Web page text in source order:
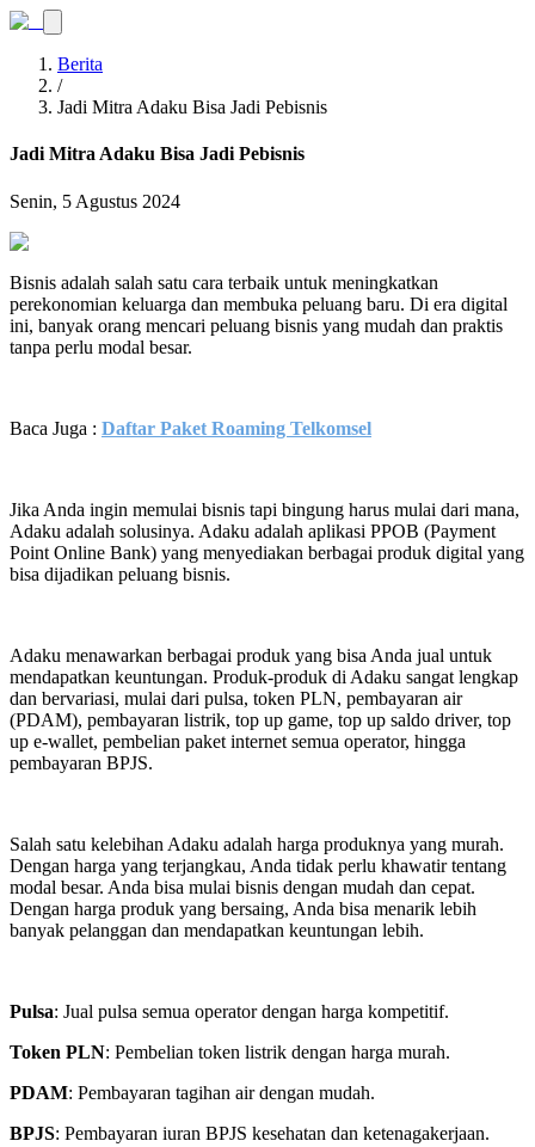
Berita
/
Jadi Mitra Adaku Bisa Jadi Pebisnis
Jadi Mitra Adaku Bisa Jadi Pebisnis
Senin, 5 Agustus 2024
Bisnis adalah salah satu cara terbaik untuk meningkatkan
perekonomian keluarga dan membuka peluang baru. Di era digital
ini, banyak orang mencari peluang bisnis yang mudah dan praktis
tanpa perlu modal besar.
Baca Juga : Daftar Paket Roaming Telkomsel
Jika Anda ingin memulai bisnis tapi bingung harus mulai dari mana,
Adaku adalah solusinya. Adaku adalah aplikasi PPOB (Payment
Point Online Bank) yang menyediakan berbagai produk digital yang
bisa dijadikan peluang bisnis.
Adaku menawarkan berbagai produk yang bisa Anda jual untuk
mendapatkan keuntungan. Produk-produk di Adaku sangat lengkap
dan bervariasi, mulai dari pulsa, token PLN, pembayaran air
(PDAM), pembayaran listrik, top up game, top up saldo driver, top
up e-wallet, pembelian paket internet semua operator, hingga
pembayaran BPJS.
Salah satu kelebihan Adaku adalah harga produknya yang murah.
Dengan harga yang terjangkau, Anda tidak perlu khawatir tentang
modal besar. Anda bisa mulai bisnis dengan mudah dan cepat.
Dengan harga produk yang bersaing, Anda bisa menarik lebih
banyak pelanggan dan mendapatkan keuntungan lebih.
Pulsa: Jual pulsa semua operator dengan harga kompetitif.
Token PLN: Pembelian token listrik dengan harga murah.
PDAM: Pembayaran tagihan air dengan mudah.
BPJS: Pembayaran iuran BPJS kesehatan dan ketenagakerjaan.